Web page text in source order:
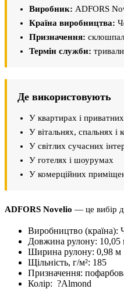
Виробник: ADFORS
Країна виробництва:
Призначення:
Термін служби:
Де використовують
У квартирах і
У вітальнях, спальнях і
У світлих сучасних
У готелях і шоурумах
У комерційних
ADFORS Novelio — це вибір
Виробництво (країна):
Довжина рулону: 10,05
Ширина рулону: 0,98 м
Щільність, г/м²: 185
Призначення:
Колір: ?Almond